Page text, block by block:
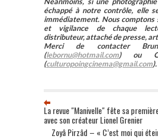
échappé à notre contrôle, elle
immédiatement. Nous comptons
et vigilance de chaque
distributeur, attaché de presse,
Merci de contacter
(lebornu@hotmail.com) ou
(culturopoingcinema@gmail.com).
La revue "Manivelle" fête sa
avec son créateur Lionel Grenier
Zoyâ Pirzâd – « C’est moi qui